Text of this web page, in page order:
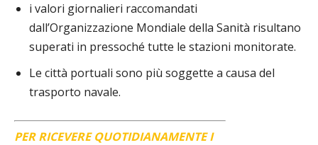
i valori giornalieri raccomandati
dall’Organizzazione Mondiale della Sanità risultano
superati in pressoché tutte le stazioni monitorate.
Le città portuali sono più soggette a causa del
trasporto navale.
PER RICEVERE QUOTIDIANAMENTE I